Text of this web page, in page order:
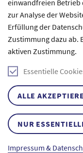
einwandfreien Betrieb
zur Analyse der
Erfüllung der
Zustimmung dazu ab.
aktiven Zustimmung.
Essentielle
ALLE
NUR
Impressum &
"Verbundenheit - wie
Vom 16. bis 18.
transdisziplinäres
Teilnehmenden statt –
Jugendherberge am
digitalen
Pandemiejahren war